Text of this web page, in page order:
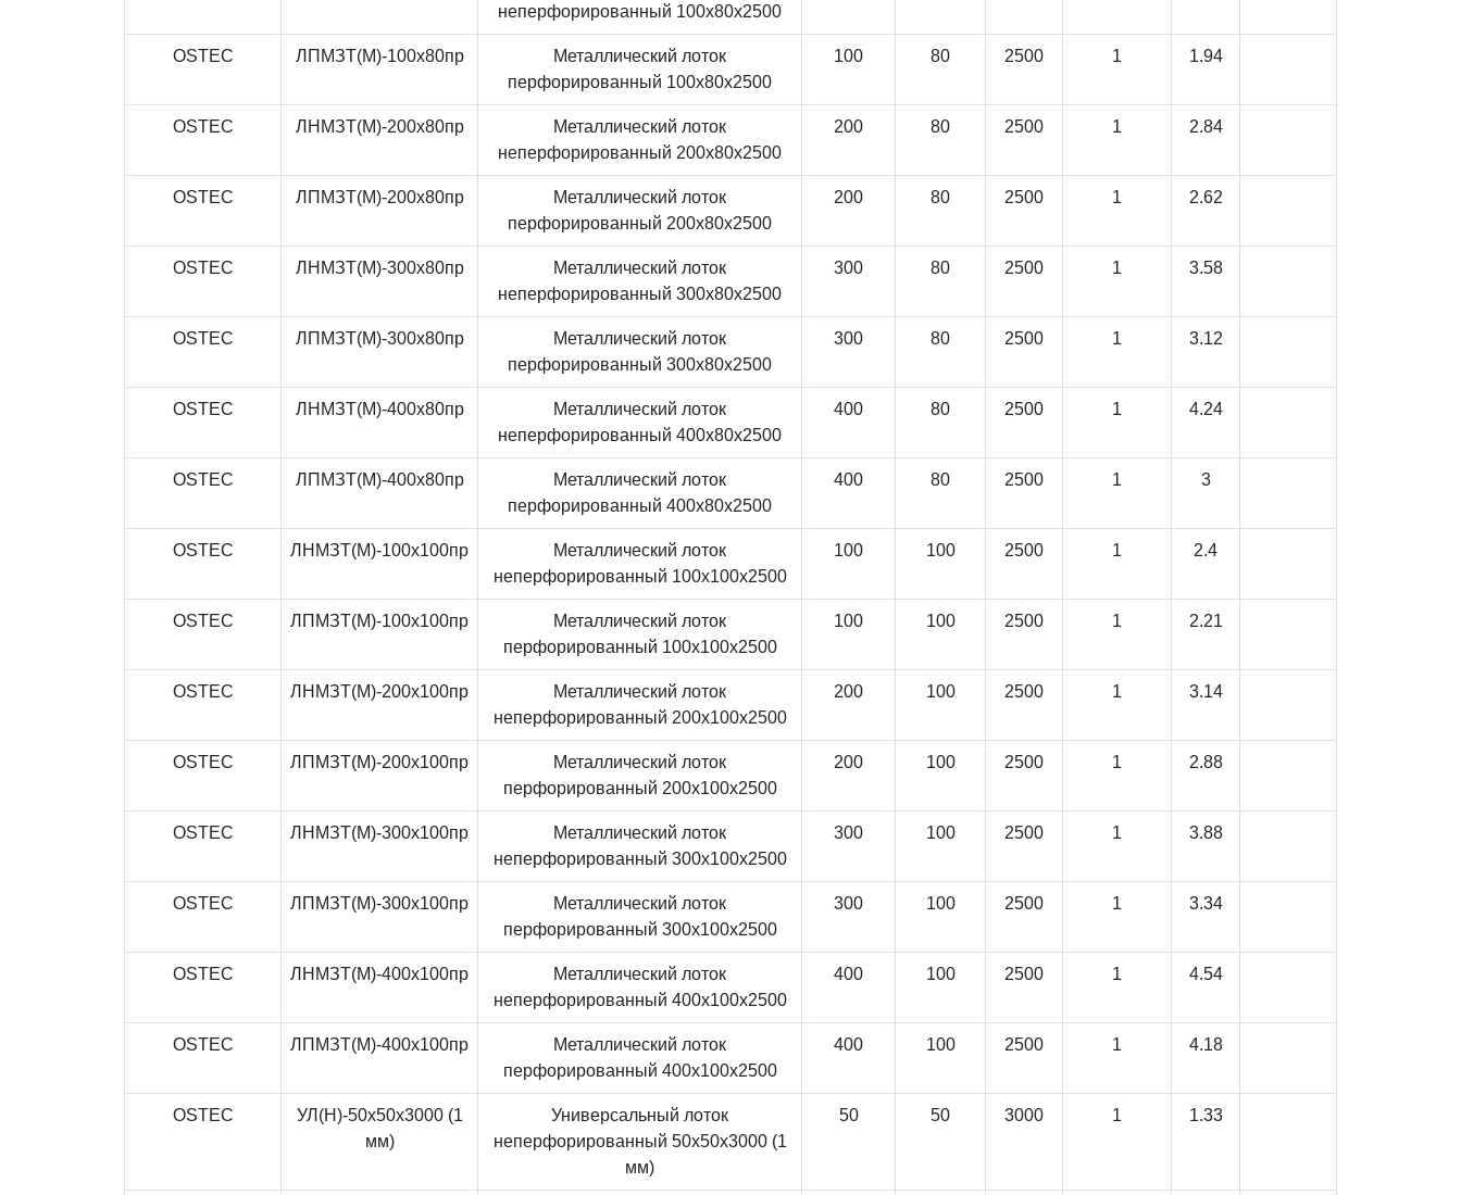
неперфорированный 100x80x2500
OSTEC ЛПМЗТ(М)-100x80пр
Металлический лоток
перфорированный 100x80x2500
100 80 2500 1 1.94
OSTEC ЛНМЗТ(М)-200x80пр
Металлический лоток
неперфорированный 200x80x2500
200 80 2500 1 2.84
OSTEC ЛПМЗТ(М)-200x80пр
Металлический лоток
перфорированный 200x80x2500
200 80 2500 1 2.62
OSTEC ЛНМЗТ(М)-300x80пр
Металлический лоток
неперфорированный 300x80x2500
300 80 2500 1 3.58
OSTEC ЛПМЗТ(М)-300x80пр
Металлический лоток
перфорированный 300x80x2500
300 80 2500 1 3.12
OSTEC ЛНМЗТ(М)-400x80пр
Металлический лоток
неперфорированный 400x80x2500
400 80 2500 1 4.24
OSTEC ЛПМЗТ(М)-400x80пр
Металлический лоток
перфорированный 400x80x2500
400 80 2500 1 3
OSTEC ЛНМЗТ(М)-100x100пр
Металлический лоток
неперфорированный 100x100x2500
100 100 2500 1 2.4
OSTEC ЛПМЗТ(М)-100x100пр
Металлический лоток
перфорированный 100x100x2500
100 100 2500 1 2.21
OSTEC ЛНМЗТ(М)-200x100пр
Металлический лоток
неперфорированный 200x100x2500
200 100 2500 1 3.14
OSTEC ЛПМЗТ(М)-200x100пр
Металлический лоток
перфорированный 200x100x2500
200 100 2500 1 2.88
OSTEC ЛНМЗТ(М)-300x100пр
Металлический лоток
неперфорированный 300x100x2500
300 100 2500 1 3.88
OSTEC ЛПМЗТ(М)-300x100пр
Металлический лоток
перфорированный 300x100x2500
300 100 2500 1 3.34
OSTEC ЛНМЗТ(М)-400x100пр
Металлический лоток
неперфорированный 400x100x2500
400 100 2500 1 4.54
OSTEC ЛПМЗТ(М)-400x100пр
Металлический лоток
перфорированный 400x100x2500
400 100 2500 1 4.18
OSTEC
УЛ(Н)-50x50x3000 (1
мм)
Универсальный лоток
неперфорированный 50x50x3000 (1
мм)
50 50 3000 1 1.33